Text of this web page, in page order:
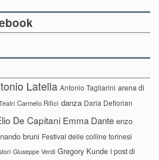
Latella Antonio Tagliarini arena di
Carmelo Rifici danza Daria Deflorian
De Capitani Emma Dante enzo
bruni Festival delle colline torinesi
Giuseppe Verdi Gregory Kunde i post di